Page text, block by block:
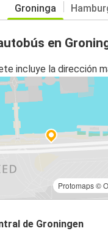
Groninga
en
incluye la dirección
Protomaps©
de Groningen